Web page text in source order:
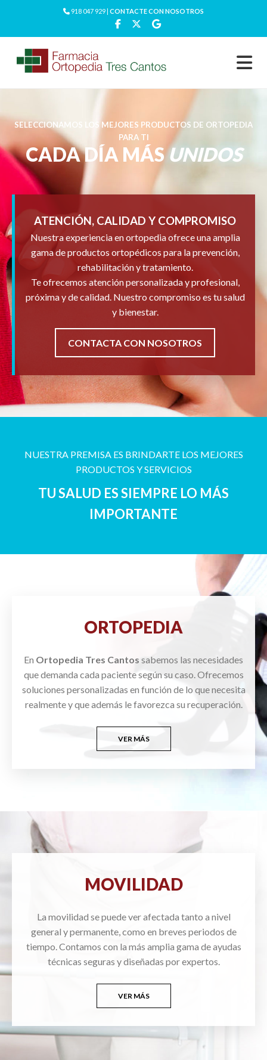
918 047 929 | CONTACTE CON NOSOTROS
SELECCIONAMOS LOS MEJORES PRODUCTOS DE ORTOPEDIA
PARA TI
CADA DÍA MÁSUNIDOS
ATENCIÓN, CALIDAD Y COMPROMISO
Nuestra experiencia en ortopedia ofrece una amplia
gama de productos ortopédicos para la prevención,
rehabilitación y tratamiento.
Te ofrecemos atención personalizada y profesional,
próxima y de calidad. Nuestro compromiso es tu salud
y bienestar.
CONTACTA CON NOSOTROS
NUESTRA PREMISA ES BRINDARTE LOS MEJORES
PRODUCTOS Y SERVICIOS
TU SALUD ES SIEMPRE LO MÁS
IMPORTANTE
ORTOPEDIA
En Ortopedia Tres Cantos sabemos las necesidades
que demanda cada paciente según su caso. Ofrecemos
soluciones personalizadas en función de lo que necesita
realmente y que además le favorezca su recuperación.
VER MÁS
MOVILIDAD
La movilidad se puede ver afectada tanto a nivel
general y permanente, como en breves periodos de
tiempo. Contamos con la más amplia gama de ayudas
técnicas seguras y diseñadas por expertos.
VER MÁS